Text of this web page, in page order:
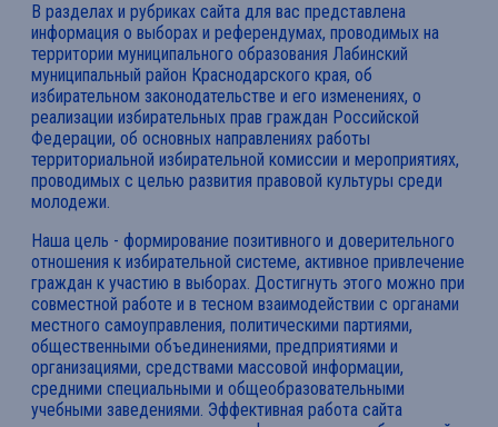
В разделах и рубриках сайта для вас представлена
информация о выборах и референдумах, проводимых на
территории муниципального образования Лабинский
муниципальный район Краснодарского края, об
избирательном законодательстве и его изменениях, о
реализации избирательных прав граждан Российской
Федерации, об основных направлениях работы
территориальной избирательной комиссии и мероприятиях,
проводимых с целью развития правовой культуры среди
молодежи.
Наша цель - формирование позитивного и доверительного
отношения к избирательной системе, активное привлечение
граждан к участию в выборах. Достигнуть этого можно при
совместной работе и в тесном взаимодействии с органами
местного самоуправления, политическими партиями,
общественными объединениями, предприятиями и
организациями, средствами массовой информации,
средними специальными и общеобразовательными
учебными заведениями. Эффективная работа сайта